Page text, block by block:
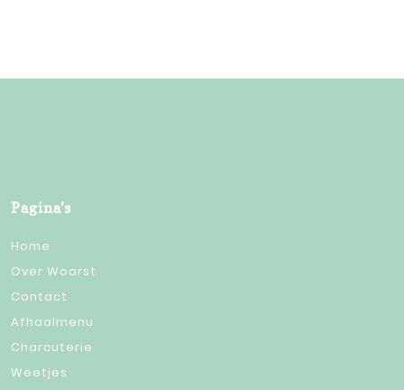
Pagina’s
Home
Over Woarst
Contact
Afhaalmenu
Charcuterie
Weetjes